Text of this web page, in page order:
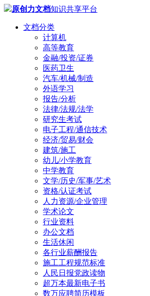
原创力文档知识共享平台
文档分类
计算机
高等教育
金融/投资/证券
医药卫生
汽车/机械/制造
外语学习
报告/分析
法律/法规/法学
研究生考试
电子工程/通信技术
经济/贸易/财会
建筑/施工
幼儿/小学教育
中学教育
文学/历史/军事/艺术
资格/认证考试
人力资源/企业管理
学术论文
行业资料
办公文档
生活休闲
各行业薪酬报告
施工工程规范标准
人民日报党政读物
超万本最新电子书
数万应聘简历模板